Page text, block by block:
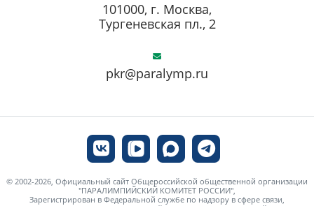
pkr@paralymp.ru
101000, г. Москва,
Тургеневская пл., 2
© 2002-2026, Официальный сайт Общероссийской общественной организации
"ПАРАЛИМПИЙСКИЙ КОМИТЕТ РОССИИ",
Зарегистрирован в Федеральной службе по надзору в сфере связи,